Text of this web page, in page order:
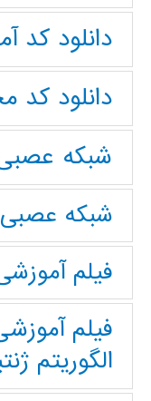
دانلود کد
دانلود کد
شبکه
شبکه
فیلم
فیلم
الگوریتم